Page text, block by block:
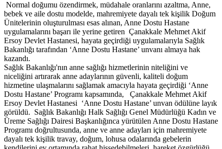
Normal doğumu özendirmek, müdahale oranlarını azaltma, Anne,
bebek ve aile dostu modelde, mahremiyete dayalı tek kişilik Doğum
Ünitelerinin oluşturulması esas alınan, Anne Dostu Hastane
uygulamalarını başarı ile yerine getiren Çanakkale Mehmet Akif
Ersoy Devlet Hastanesi, hayata geçirdiği uygulamalarıyla Sağlık
Bakanlığı tarafından ‘Anne Dostu Hastane’ unvanı almaya hak
kazandı.
Sağlık Bakanlığı'nın anne sağlığı hizmetlerinin niteliğini ve
niceliğini artırarak anne adaylarının güvenli, kaliteli doğum
hizmetine ulaşmalarını sağlamak amacıyla hayata geçirdiği ‘Anne
Dostu Hastane’ Programı kapsamında, Çanakkale Mehmet Akif
Ersoy Devlet Hastanesi ‘Anne Dostu Hastane’ unvan ödülüne layık
görüldü. Sağlık Bakanlığı Halk Sağlığı Genel Müdürlüğü Kadın ve
Üreme Sağlığı Dairesi Başkanlığınca yürütülen Anne Dostu Hastane
Programı doğrultusunda, anne ve anne adayları için mahremiyete
dayalı tek kişilik travay, doğum, lohusa odalarında gebelerin